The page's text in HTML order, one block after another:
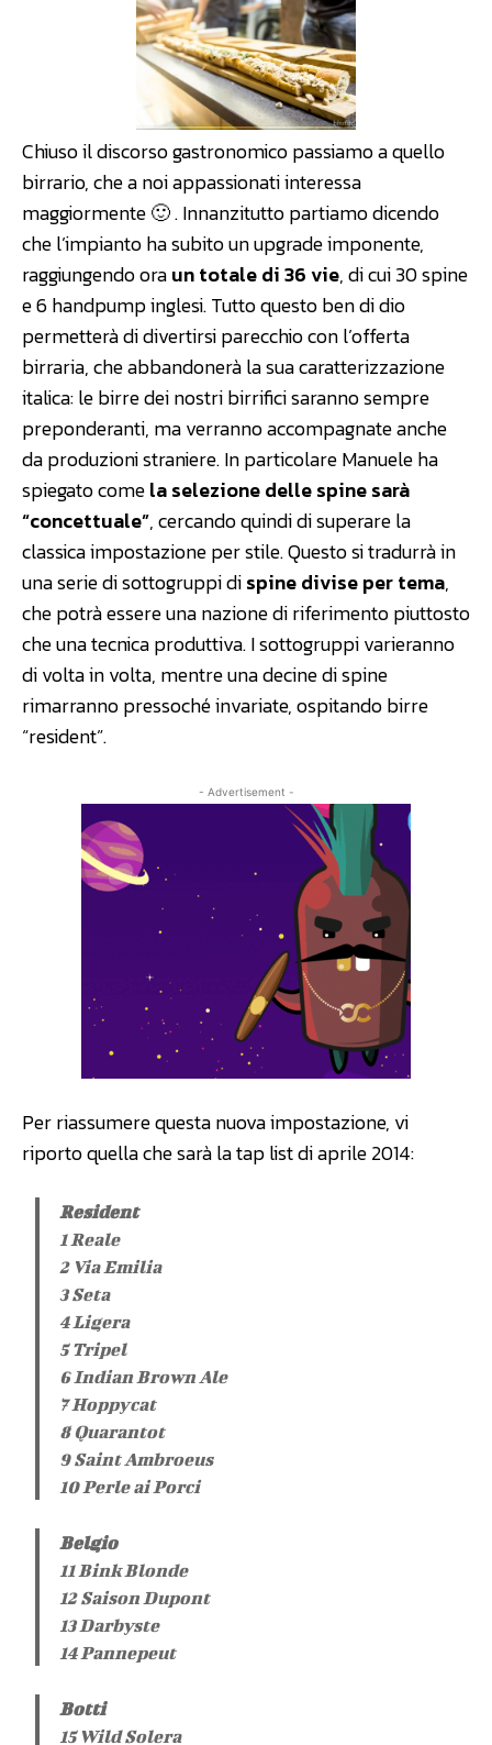
Chiuso il discorso gastronomico passiamo a quello
birrario, che a noi appassionati interessa
maggiormente 🙂 . Innanzitutto partiamo dicendo
che l’impianto ha subito un upgrade imponente,
raggiungendo oraun totale di 36 vie, di cui 30 spine
e 6 handpump inglesi. Tutto questo ben di dio
permetterà di divertirsi parecchio con l’offerta
birraria, che abbandonerà la sua caratterizzazione
italica: le birre dei nostri birrifici saranno sempre
preponderanti, ma verranno accompagnate anche
da produzioni straniere. In particolare Manuele ha
spiegato comela selezione delle spine sarà
“concettuale”, cercando quindi di superare la
classica impostazione per stile. Questo si tradurrà in
una serie di sottogruppi dispine divise per tema,
che potrà essere una nazione di riferimento piuttosto
che una tecnica produttiva. I sottogruppi varieranno
di volta in volta, mentre una decine di spine
rimarranno pressoché invariate, ospitando birre
“resident”.
- Advertisement -
Per riassumere questa nuova impostazione, vi
riporto quella che sarà la tap list di aprile 2014:
Resident
1 Reale
2 Via Emilia
3 Seta
4 Ligera
5 Tripel
6 Indian Brown Ale
7 Hoppycat
8 Quarantot
9 Saint Ambroeus
10 Perle ai Porci
Belgio
11 Bink Blonde
12 Saison Dupont
13 Darbyste
14 Pannepeut
Botti
15 Wild Solera